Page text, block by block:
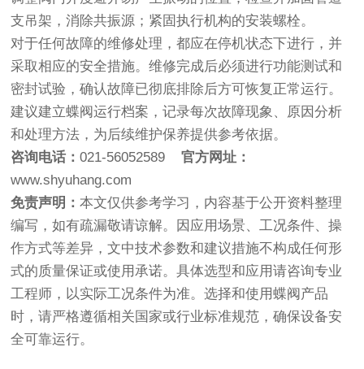
支吊架，消除共振源；紧固执行机构的安装螺栓。
对于任何故障的维修处理，都应在停机状态下进行，并
采取相应的安全措施。维修完成后必须进行功能测试和
密封试验，确认故障已彻底排除后方可恢复正常运行。
建议建立蝶阀运行档案，记录每次故障现象、原因分析
和处理方法，为后续维护保养提供参考依据。
咨询电话：021-56052589
官方网址：
www.shyuhang.com
免责声明：本文仅供参考学习，内容基于公开资料整理
编写，如有疏漏敬请谅解。因应用场景、工况条件、操
作方式等差异，文中技术参数和建议措施不构成任何形
式的质量保证或使用承诺。具体选型和应用请咨询专业
工程师，以实际工况条件为准。选择和使用蝶阀产品
时，请严格遵循相关国家或行业标准规范，确保设备安
全可靠运行。